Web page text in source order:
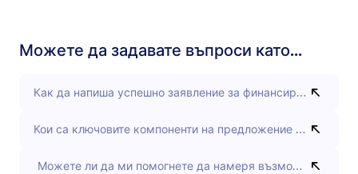
Можете да задавате въпроси като...
Как да напиша успешно заявление за финансиране?
Кои са ключовите компоненти на предложение за
Можете ли да ми помогнете да намеря възможности за